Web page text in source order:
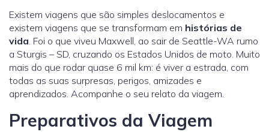
Existem viagens que são simples deslocamentos e
existem viagens que se transformam em histórias de
vida. Foi o que viveu Maxwell, ao sair de Seattle-WA rumo
a Sturgis – SD, cruzando os Estados Unidos de moto. Muito
mais do que rodar quase 6 mil km: é viver a estrada, com
todas as suas surpresas, perigos, amizades e
aprendizados. Acompanhe o seu relato da viagem.
Preparativos da Viagem